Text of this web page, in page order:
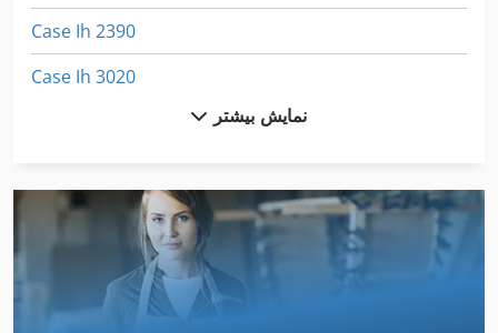
Case Ih 2390
Case Ih 3020
Case Ih 3594
Case Ih 4240
نمایش بیشتر